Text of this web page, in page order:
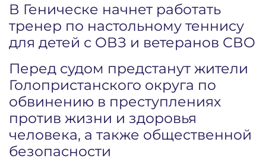
В Геническе начнет работать
тренер по настольному теннису
для детей с ОВЗ и ветеранов СВО
Перед судом предстанут жители
Голопристанского округа по
обвинению в преступлениях
против жизни и здоровья
человека, а также общественной
безопасности